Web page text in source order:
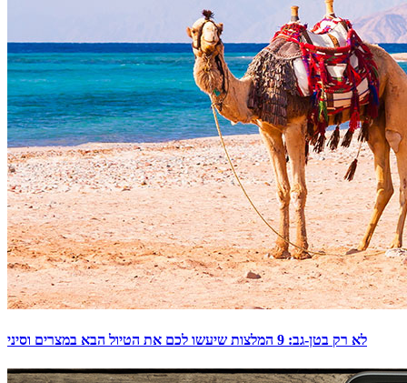
לא רק בטן-גב: 9 המלצות שיעשו לכם את הטיול הבא במצרים וסיני